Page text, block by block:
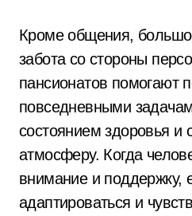
Кроме общения,
забота со стороны
пансионатов
повседневными
состоянием здоровья и
атмосферу. Когда
внимание и поддержку,
адаптироваться и